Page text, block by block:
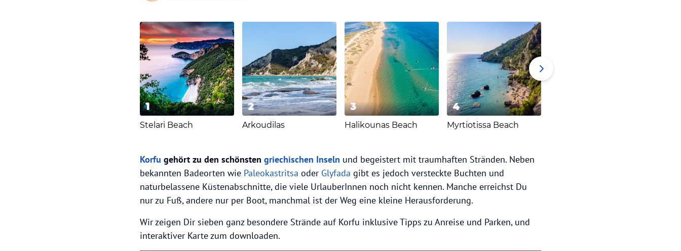
1
Stelari Beach
2
Arkoudilas
3
Halikounas Beach
4
Myrtiotissa Beach
Korfu gehört zu den schönsten griechischen Inseln und begeistert mit traumhaften Stränden. Neben
bekannten Badeorten wie Paleokastritsa oder Glyfada gibt es jedoch versteckte Buchten und
naturbelassene Küstenabschnitte, die viele UrlauberInnen noch nicht kennen. Manche erreichst Du
nur zu Fuß, andere nur per Boot, manchmal ist der Weg eine kleine Herausforderung.
Wir zeigen Dir sieben ganz besondere Strände auf Korfu inklusive Tipps zu Anreise und Parken, und
interaktiver Karte zum downloaden.